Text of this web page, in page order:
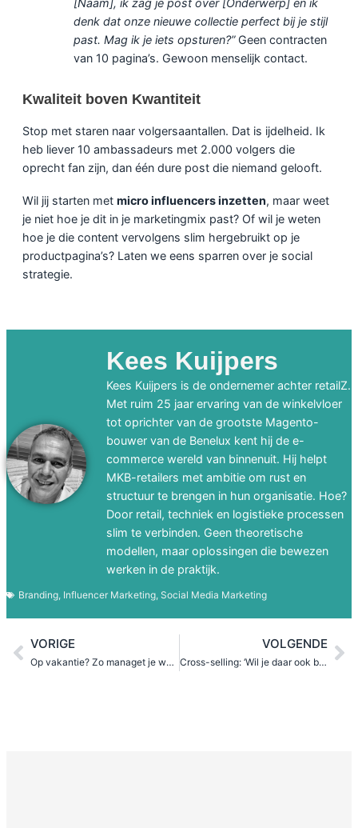
[Naam], ik zag je post over [Onderwerp] en ik
denk dat onze nieuwe collectie perfect bij je stijl
past. Mag ik je iets opsturen?”Geen contracten
van 10 pagina’s. Gewoon menselijk contact.
Kwaliteit boven Kwantiteit
Stop met staren naar volgersaantallen. Dat is ijdelheid. Ik
heb liever 10 ambassadeurs met 2.000 volgers die
oprecht fan zijn, dan één dure post die niemand gelooft.
Wil jij starten met micro influencers inzetten, maar weet
je niet hoe je dit in je marketingmix past? Of wil je weten
hoe je die content vervolgens slim hergebruikt op je
productpagina’s? Laten we eens sparren over je social
strategie.
Kees Kuijpers
Kees Kuijpers is de ondernemer achter retailZ.
Met ruim 25 jaar ervaring van de winkelvloer
tot oprichter van de grootste Magento-
bouwer van de Benelux kent hij de e-
commerce wereld van binnenuit. Hij helpt
MKB-retailers met ambitie om rust en
structuur te brengen in hun organisatie. Hoe?
Door retail, techniek en logistieke processen
slim te verbinden. Geen theoretische
modellen, maar oplossingen die bewezen
werken in de praktijk.
Branding, Influencer Marketing, Social Media Marketing
VORIGE
Op vakantie? Zo managet je webshop zichzelf (bijna)
VOLGENDE
Cross-selling: ‘Wil je daar ook batterijen bij?’